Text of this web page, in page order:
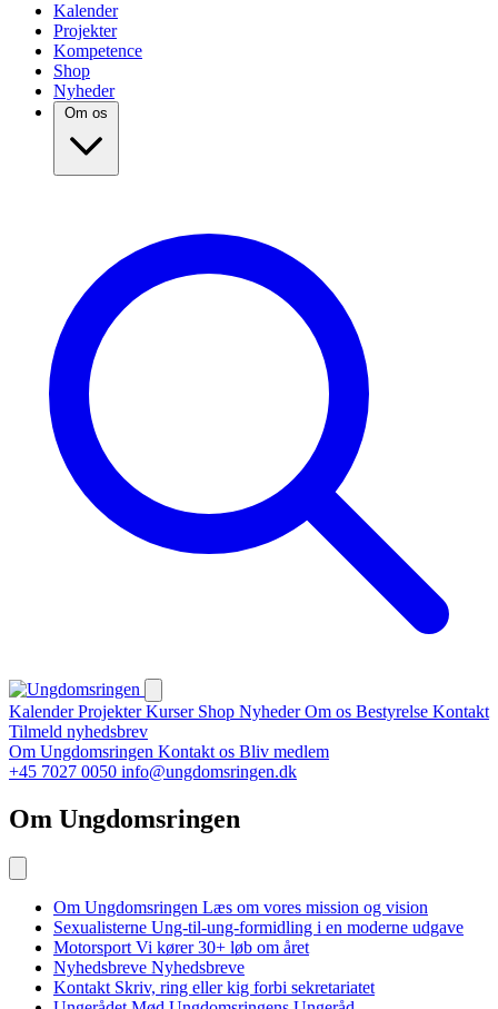
Kalender
Projekter
Kompetence
Shop
Nyheder
Om os
KalenderProjekterKurser Shop NyhederOm os Bestyrelse Kontakt
Tilmeld nyhedsbrev
Om Ungdomsringen Kontakt os Bliv medlem
+45 7027 0050 info@ungdomsringen.dk
Om Ungdomsringen
Om Ungdomsringen Læs om vores mission og vision
Sexualisterne Ung-til-ung-formidling i en moderne udgave
Motorsport Vi kører 30+ løb om året
Nyhedsbreve Nyhedsbreve
Kontakt Skriv, ring eller kig forbi sekretariatet